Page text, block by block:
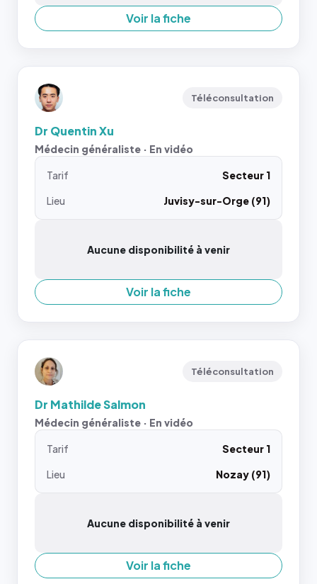
Voir la fiche
Téléconsultation
Dr Quentin Xu
Médecin généraliste · En vidéo
Tarif
Secteur 1
Lieu
Juvisy-sur-Orge (91)
Aucune disponibilité à venir
Voir la fiche
Téléconsultation
Dr Mathilde Salmon
Médecin généraliste · En vidéo
Tarif
Secteur 1
Lieu
Nozay (91)
Aucune disponibilité à venir
Voir la fiche